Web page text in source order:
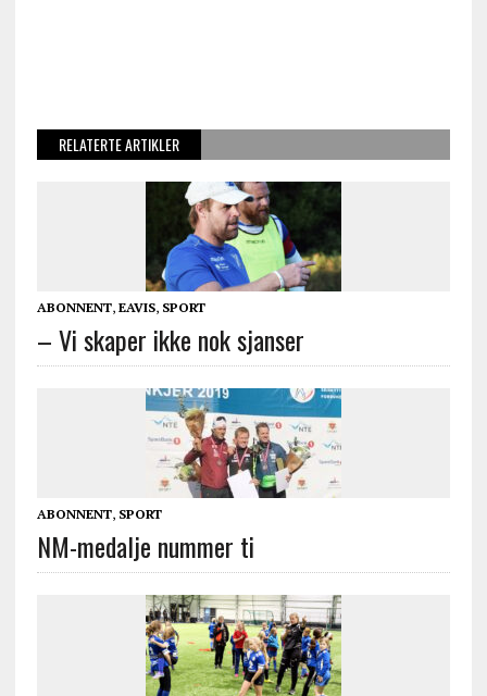
RELATERTE ARTIKLER
ABONNENT, EAVIS, SPORT
– Vi skaper ikke nok sjanser
ABONNENT, SPORT
NM-medalje nummer ti